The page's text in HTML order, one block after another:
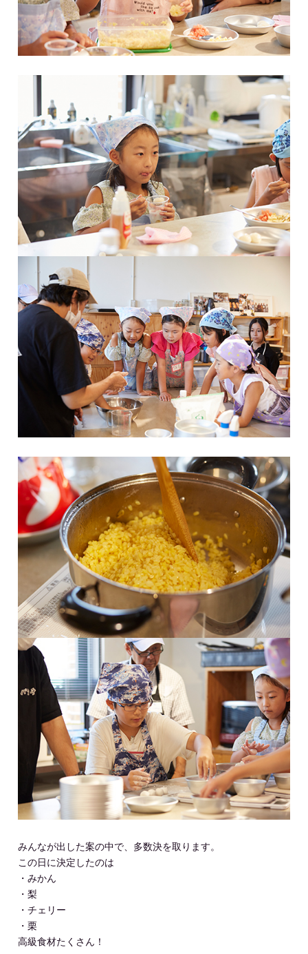
みんなが出した案の中で、多数決を取ります。
この日に決定したのは
・みかん
・梨
・チェリー
・栗
高級食材たくさん！